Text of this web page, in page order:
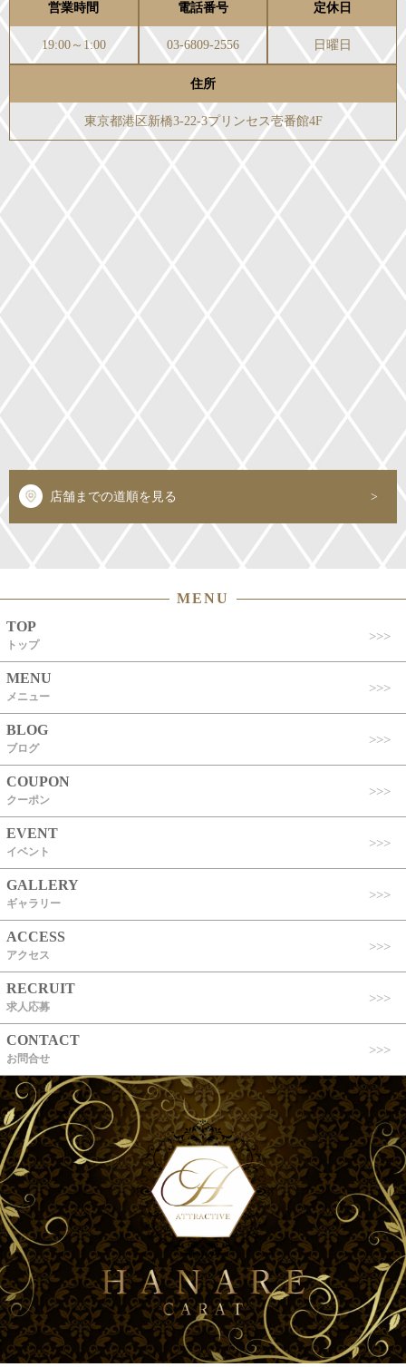
営業時間
19:00～1:00
電話番号
03-6809-2556
定休日
日曜日
住所
東京都港区新橋3-22-3プリンセス壱番館4F
店舗までの道順を見る
MENU
TOP
トップ
MENU
メニュー
BLOG
ブログ
COUPON
クーポン
EVENT
イベント
GALLERY
ギャラリー
ACCESS
アクセス
RECRUIT
求人応募
CONTACT
お問合せ